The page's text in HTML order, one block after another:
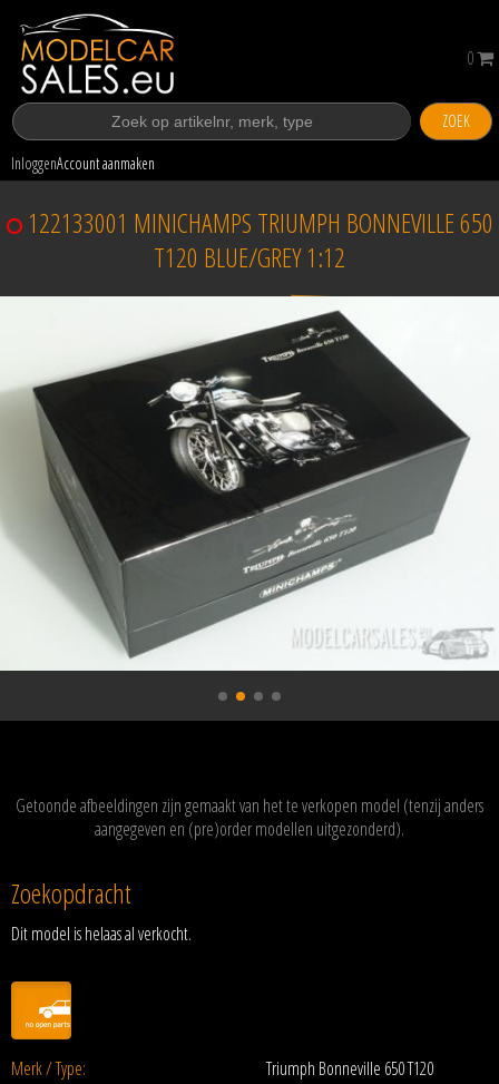
ZOEK
InloggenAccount aanmaken
0
122133001 MINICHAMPS TRIUMPH BONNEVILLE 650
T120 BLUE/GREY 1:12
Verkocht
Getoonde afbeeldingen zijn gemaakt van het te verkopen model (tenzij anders
aangegeven en (pre)order modellen uitgezonderd).
Zoekopdracht
Dit model is helaas al verkocht.
Merk / Type:
Triumph Bonneville 650 T120